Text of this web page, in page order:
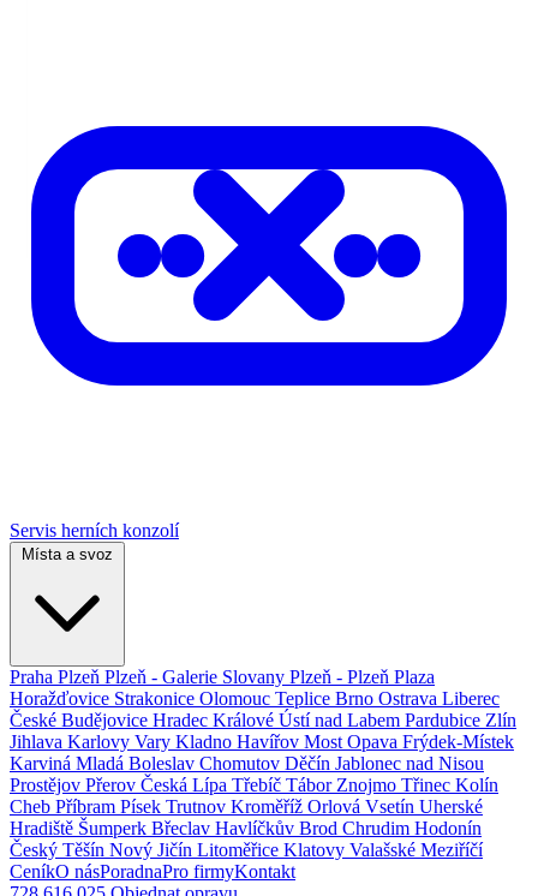
Servis herních konzolí
Místa a svoz
Praha Plzeň Plzeň - Galerie Slovany Plzeň - Plzeň Plaza
Horažďovice Strakonice Olomouc Teplice Brno Ostrava Liberec
České Budějovice Hradec Králové Ústí nad Labem Pardubice Zlín
Jihlava Karlovy Vary Kladno Havířov Most Opava Frýdek-Místek
Karviná Mladá Boleslav Chomutov Děčín Jablonec nad Nisou
Prostějov Přerov Česká Lípa Třebíč Tábor Znojmo Třinec Kolín
Cheb Příbram Písek Trutnov Kroměříž Orlová Vsetín Uherské
Hradiště Šumperk Břeclav Havlíčkův Brod Chrudim Hodonín
Český Těšín Nový Jičín Litoměřice Klatovy Valašské Meziříčí
CeníkO násPoradnaPro firmyKontakt